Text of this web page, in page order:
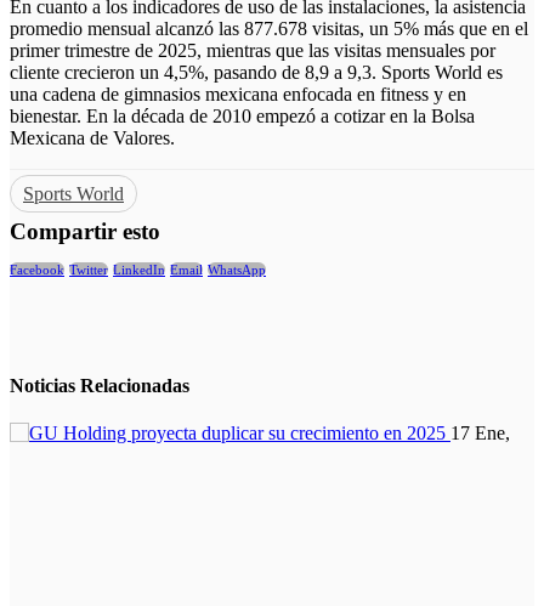
En cuanto a los indicadores de uso de las instalaciones, la asistencia
promedio mensual alcanzó las 877.678 visitas, un 5% más que en el
primer trimestre de 2025, mientras que las visitas mensuales por
cliente crecieron un 4,5%, pasando de 8,9 a 9,3. Sports World es
una cadena de gimnasios mexicana enfocada en fitness y en
bienestar. En la década de 2010 empezó a cotizar en la Bolsa
Mexicana de Valores.
Sports World
Compartir esto
Facebook Twitter LinkedIn Email WhatsApp
Noticias Relacionadas
17 Ene,